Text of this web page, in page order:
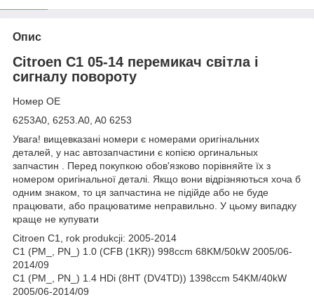
Опис
Citroen C1 05-14 перемикач світла і
сигналу повороту
Номер OE
6253A0, 6253.A0, A0 6253
Увага! вищевказані номери є номерами оригінальних
деталей, у нас автозапчастини є копією оргинальных
запчастин . Перед покупкою обов'язково порівняйте їх з
номером оригінальної деталі. Якщо вони відрізняються хоча б
одним знаком, то ця запчастина не підійде або не буде
працювати, або працюватиме неправильно. У цьому випадку
краще не купувати
Citroen C1, rok produkcji: 2005-2014
C1 (PM_, PN_) 1.0 (CFB (1KR)) 998ccm 68KM/50kW 2005/06-
2014/09
C1 (PM_, PN_) 1.4 HDi (8HT (DV4TD)) 1398ccm 54KM/40kW
2005/06-2014/09